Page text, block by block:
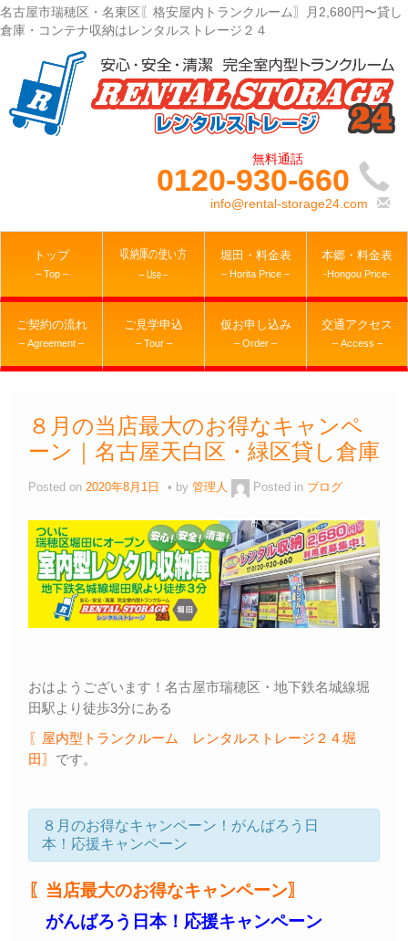
名古屋市瑞穂区・名東区〖格安屋内トランクルーム〗月2,680円〜貸し
倉庫・コンテナ収納はレンタルストレージ２４
0120-930-660
info@rental-storage24.com
トップ
– Top –
収納庫の使い方
– Use –
堀田・料金表
– Horita Price –
本郷・料金表
-Hongou Price-
ご契約の流れ
– Agreement –
ご見学申込
– Tour –
仮お申し込み
– Order –
交通アクセス
– Access –
８月の当店最大のお得なキャンペ
ーン｜名古屋天白区・緑区貸し倉庫
Posted on 2020年8月1日 by 管理人 Posted in ブログ
おはようございます！名古屋市瑞穂区・地下鉄名城線堀
田駅より徒歩3分にある
〖屋内型トランクルーム レンタルストレージ２４堀
田〗 です。
８月のお得なキャンペーン！がんばろう日
本！応援キャンペーン
〖当店最大のお得なキャンペーン〗
がんばろう日本！応援キャンペーン